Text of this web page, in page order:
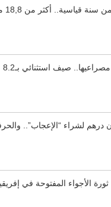
تنفق 1.1 مليون درهم لشراء “الإعجاب”..
الأجواء المفتوحة في